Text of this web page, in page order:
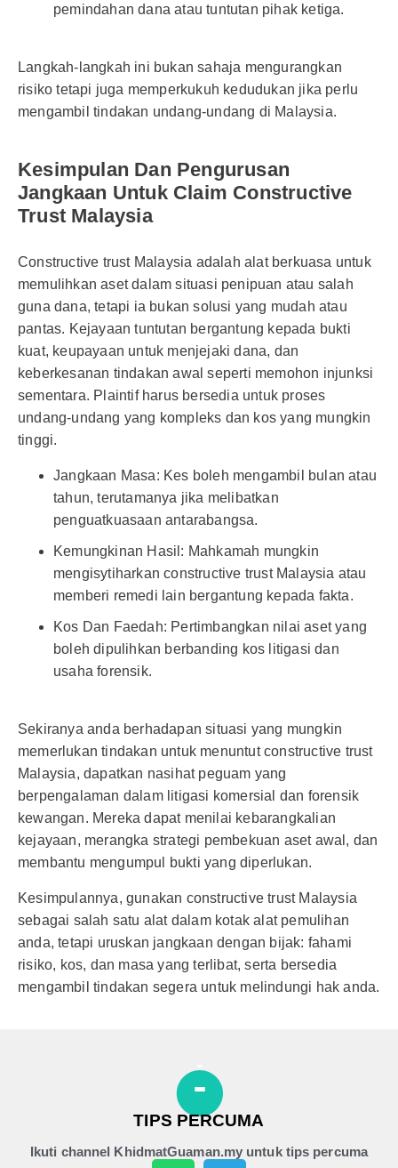
pemindahan dana atau tuntutan pihak ketiga.
Langkah-langkah ini bukan sahaja mengurangkan
risiko tetapi juga memperkukuh kedudukan jika perlu
mengambil tindakan undang-undang di Malaysia.
Kesimpulan Dan Pengurusan
Jangkaan Untuk Claim Constructive
Trust Malaysia
Constructive trust Malaysia adalah alat berkuasa untuk
memulihkan aset dalam situasi penipuan atau salah
guna dana, tetapi ia bukan solusi yang mudah atau
pantas. Kejayaan tuntutan bergantung kepada bukti
kuat, keupayaan untuk menjejaki dana, dan
keberkesanan tindakan awal seperti memohon injunksi
sementara. Plaintif harus bersedia untuk proses
undang-undang yang kompleks dan kos yang mungkin
tinggi.
Jangkaan Masa: Kes boleh mengambil bulan atau
tahun, terutamanya jika melibatkan
penguatkuasaan antarabangsa.
Kemungkinan Hasil: Mahkamah mungkin
mengisytiharkan constructive trust Malaysia atau
memberi remedi lain bergantung kepada fakta.
Kos Dan Faedah: Pertimbangkan nilai aset yang
boleh dipulihkan berbanding kos litigasi dan
usaha forensik.
Sekiranya anda berhadapan situasi yang mungkin
memerlukan tindakan untuk menuntut constructive trust
Malaysia, dapatkan nasihat peguam yang
berpengalaman dalam litigasi komersial dan forensik
kewangan. Mereka dapat menilai kebarangkalian
kejayaan, merangka strategi pembekuan aset awal, dan
membantu mengumpul bukti yang diperlukan.
Kesimpulannya, gunakan constructive trust Malaysia
sebagai salah satu alat dalam kotak alat pemulihan
anda, tetapi uruskan jangkaan dengan bijak: fahami
risiko, kos, dan masa yang terlibat, serta bersedia
mengambil tindakan segera untuk melindungi hak anda.
TIPS PERCUMA
Ikuti channel KhidmatGuaman.my untuk tips percuma